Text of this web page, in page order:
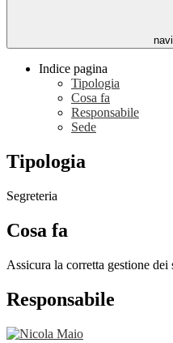
Indice pagina
Tipologia
Cosa fa
Responsabile
Sede
Tipologia
Segreteria
Cosa fa
Assicura la corretta gestione
Responsabile